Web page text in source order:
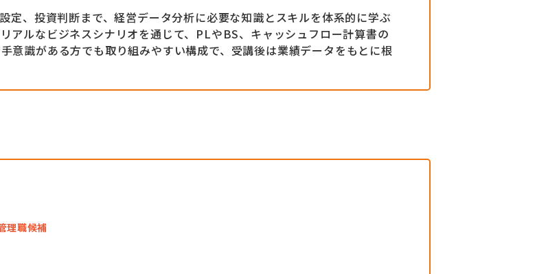
定、投資判断まで、経営データ分析に必要な知識とスキルを体系的に学ぶ
アルなビジネスシナリオを通じて、PLやBS、キャッシュフロー計算書の
意識がある方でも取り組みやすい構成で、受講後は業績データをもとに根
理職候補